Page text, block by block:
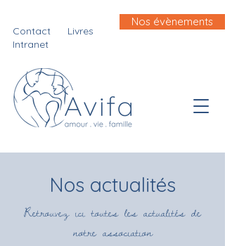
Nos évènements
Contact
Livres
Intranet
Nos actualités
Retrouvez ici toutes les actualités de
notre association